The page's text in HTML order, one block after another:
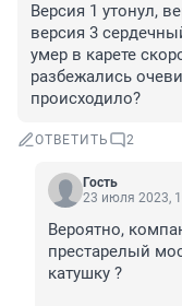
Версия 1 утонул,
версия 3
умер в карете
разбежались
происходило?
ОТВЕТИТЬ 2
Гость
23 июля 2023,
Вероятно,
престарелый
катушку ?